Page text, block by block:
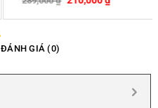
ĐÁNH GIÁ (0)